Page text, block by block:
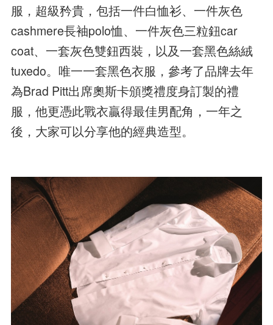
服，超級矜貴，包括一件白恤衫、一件灰色
cashmere長袖polo恤、一件灰色三粒鈕car
coat、一套灰色雙鈕西裝，以及一套黑色絲絨
tuxedo。唯一一套黑色衣服，參考了品牌去年
為Brad Pitt出席奧斯卡頒獎禮度身訂製的禮
服，他更憑此戰衣贏得最佳男配角，一年之
後，大家可以分享他的經典造型。